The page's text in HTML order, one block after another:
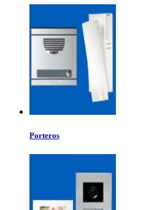
Porteros